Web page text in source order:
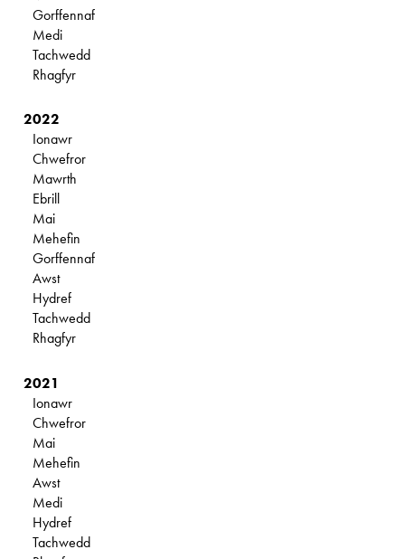
Gorffennaf
Medi
Tachwedd
Rhagfyr
2022
Ionawr
Chwefror
Mawrth
Ebrill
Mai
Mehefin
Gorffennaf
Awst
Hydref
Tachwedd
Rhagfyr
2021
Ionawr
Chwefror
Mai
Mehefin
Awst
Medi
Hydref
Tachwedd